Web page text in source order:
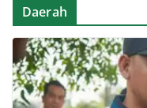
Daerah